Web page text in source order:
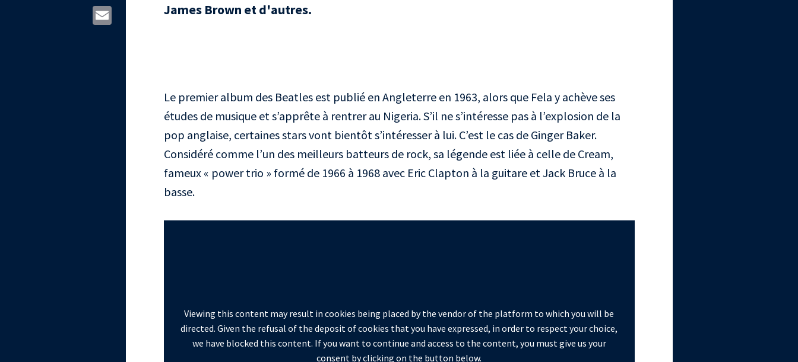
James Brown et d'autres.
Le premier album des Beatles est publié en Angleterre en 1963, alors que Fela y achève ses
études de musique et s’apprête à rentrer au Nigeria. S’il ne s’intéresse pas à l’explosion de la
pop anglaise, certaines stars vont bientôt s’intéresser à lui. C’est le cas de Ginger Baker.
Considéré comme l’un des meilleurs batteurs de rock, sa légende est liée à celle de Cream,
fameux « power trio » formé de 1966 à 1968 avec Eric Clapton à la guitare et Jack Bruce à la
basse.
Viewing this content may result in cookies being placed by the vendor of the platform to which you will be
directed. Given the refusal of the deposit of cookies that you have expressed, in order to respect your choice,
we have blocked this content. If you want to continue and access to the content, you must give us your
consent by clicking on the button below.
Email